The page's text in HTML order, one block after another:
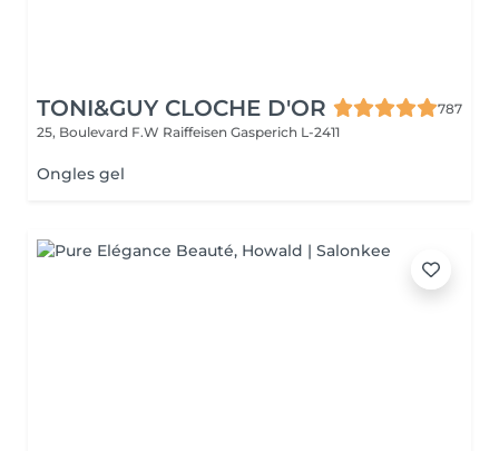
TONI&GUY CLOCHE D'OR
787
25, Boulevard F.W Raiffeisen Gasperich L-2411
Ongles gel